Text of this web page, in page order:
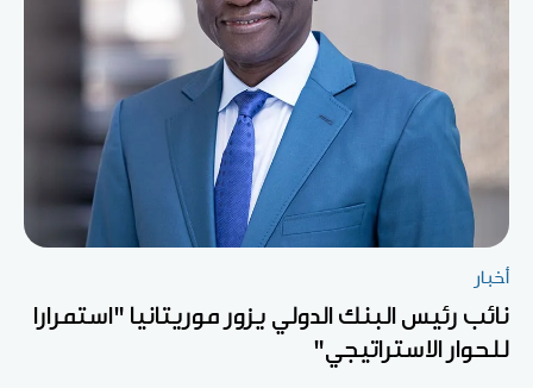
أخبار
نائب رئيس البنك الدولي يزور موريتانيا "استمرارا
للحوار الاستراتيجي"